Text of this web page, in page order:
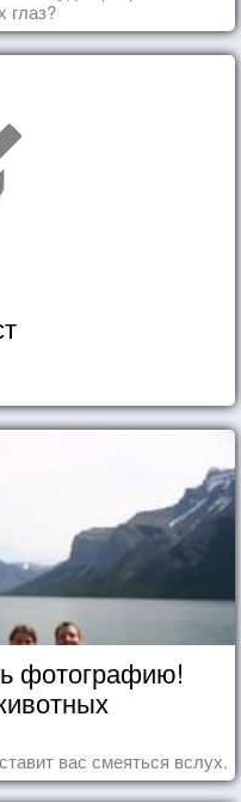
глаз?
фотографию!
вас смеяться вслух.